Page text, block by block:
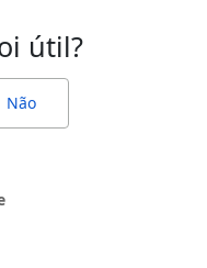
útil?
Não